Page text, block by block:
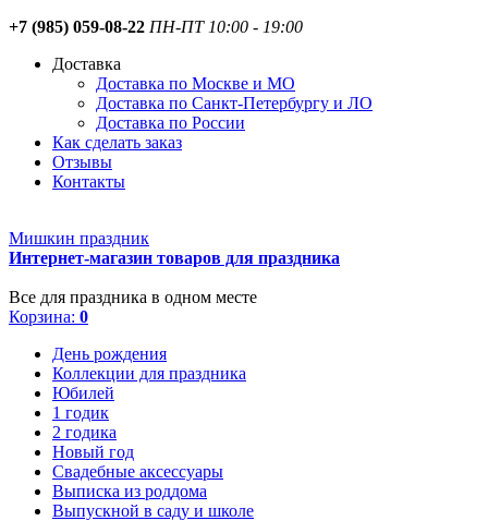
+7 (985) 059-08-22 ПН-ПТ 10:00 - 19:00
Доставка
Доставка по Москве и МО
Доставка по Санкт-Петербургу и ЛО
Доставка по России
Как сделать заказ
Отзывы
Контакты
Мишкин праздник
Интернет-магазин товаров для праздника
Все для праздника в одном месте
Корзина: 0
День рождения
Коллекции для праздника
Юбилей
1 годик
2 годика
Новый год
Свадебные аксессуары
Выписка из роддома
Выпускной в саду и школе